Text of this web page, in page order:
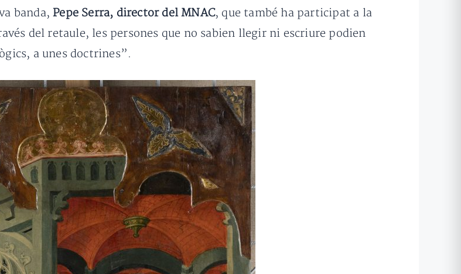
banda,Pepe Serra, director del MNAC, que també ha participat a la
del retaule, les persones que no sabien llegir ni escriure podien
a unes doctrines”.